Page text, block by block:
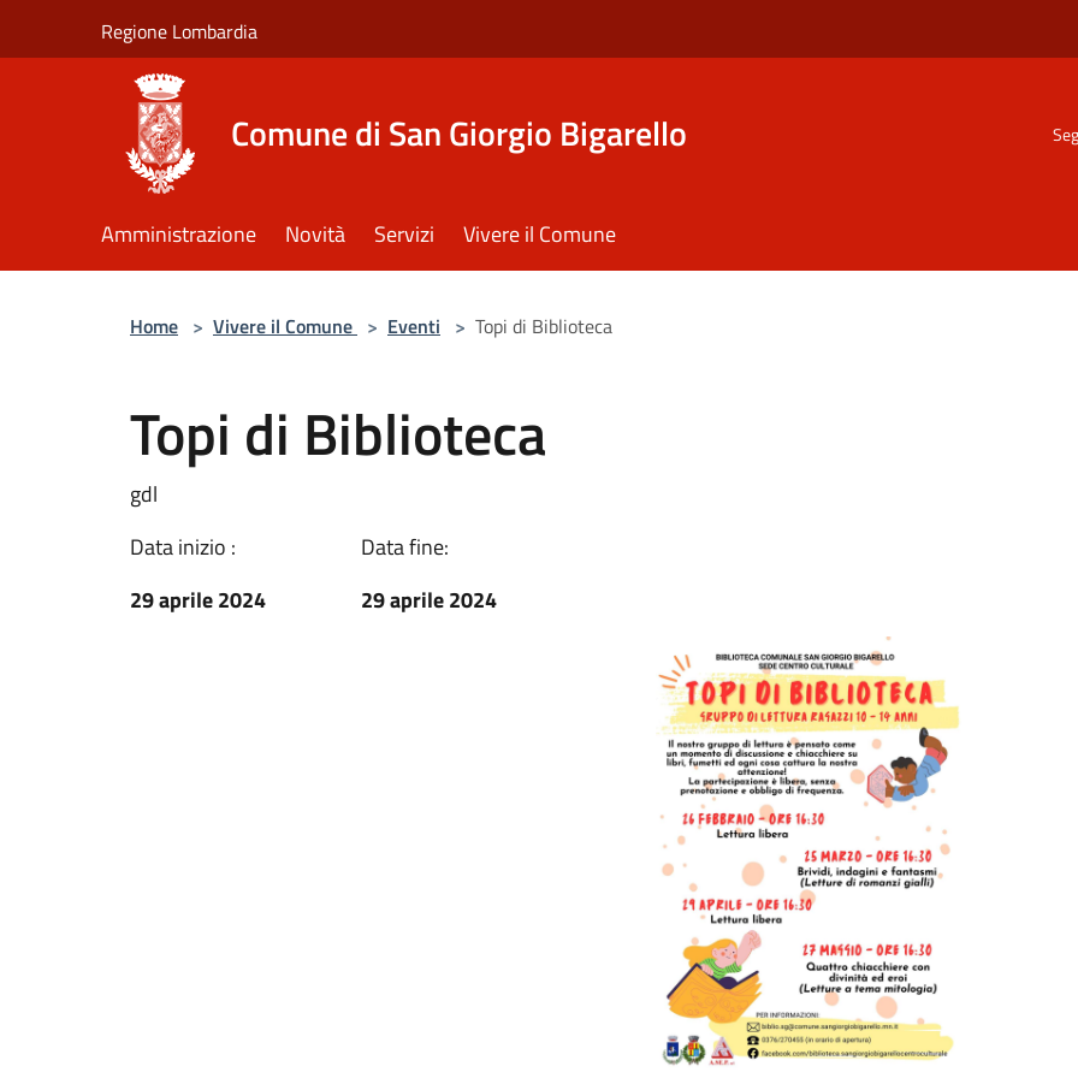
Regione Lombardia
Comune di San Giorgio Bigarello
Amministrazione Novità Servizi Vivere il Comune
Home > Vivere il Comune > Eventi > Topi di Biblioteca
Topi di Biblioteca
gdl
Data inizio :
29 aprile 2024
Data fine:
29 aprile 2024